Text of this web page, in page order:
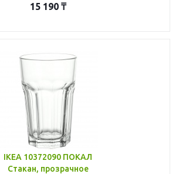
15 190₸
IKEA 10372090 ПОКАЛ
Стакан, прозрачное